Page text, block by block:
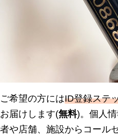
ご希望の方にはID登録ステ
お届けします(無料)。個人
者や店舗、施設からコール